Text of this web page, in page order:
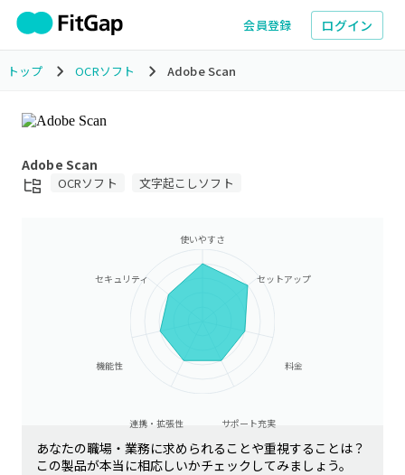
会員登録 ログイン
トップ OCRソフト Adobe Scan
Adobe Scan
OCRソフト 文字起こしソフト
使いやすさ
セットアップ
料金
サポート充実
連携・拡張性
機能性
セキュリティ
あなたの職場・業務に求められることや重視することは？
この製品が本当に相応しいかチェックしてみましょう。